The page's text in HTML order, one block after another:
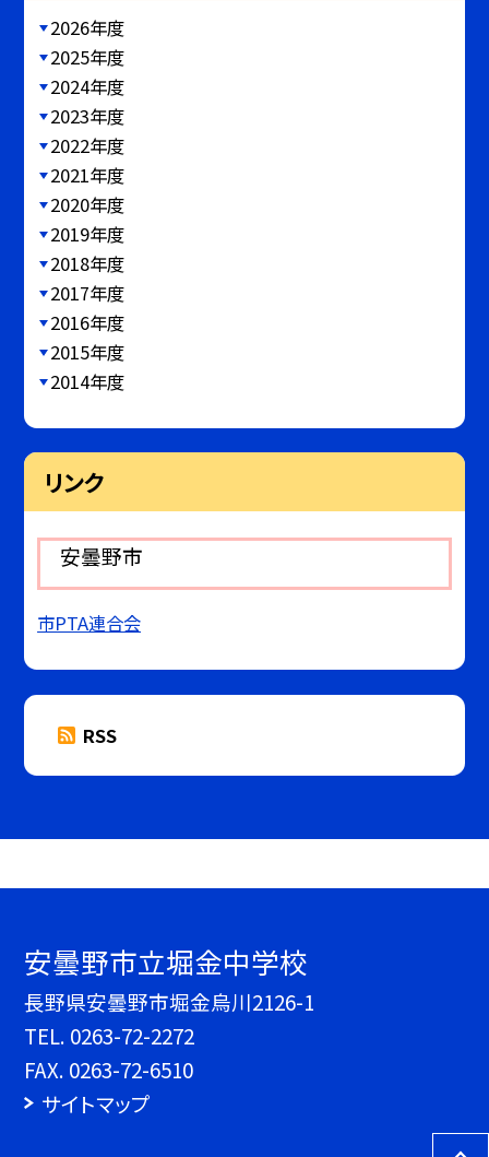
2026年度
2025年度
2024年度
2023年度
2022年度
2021年度
2020年度
2019年度
2018年度
2017年度
2016年度
2015年度
2014年度
リンク
安曇野市
市PTA連合会
RSS
安曇野市立堀金中学校
長野県安曇野市堀金烏川2126-1
TEL. 0263-72-2272
FAX. 0263-72-6510
サイトマップ